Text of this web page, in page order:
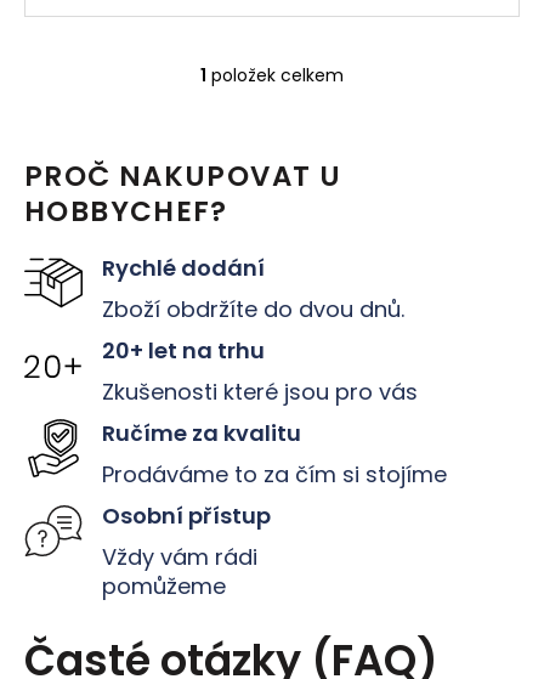
O
l
á
c
p
r
v
k
y
i
1 položek celkem
PROČ NAKUPOVAT U
HOBBYCHEF?
Rychlé dodání
Zboží obdržíte do dvou dnů.
20+ let na trhu
Zkušenosti které jsou pro vás
Ručíme za kvalitu
Prodáváme to za čím si stojíme
Osobní přístup
Vždy vám rádi
pomůžeme
Časté otázky (FAQ)